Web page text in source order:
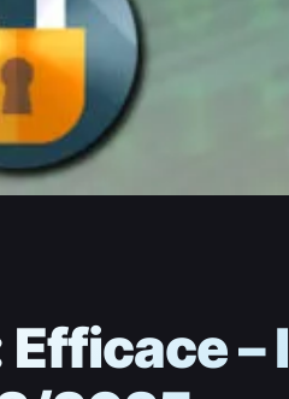
Efficace